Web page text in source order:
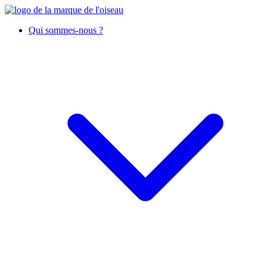
Qui sommes-nous ?